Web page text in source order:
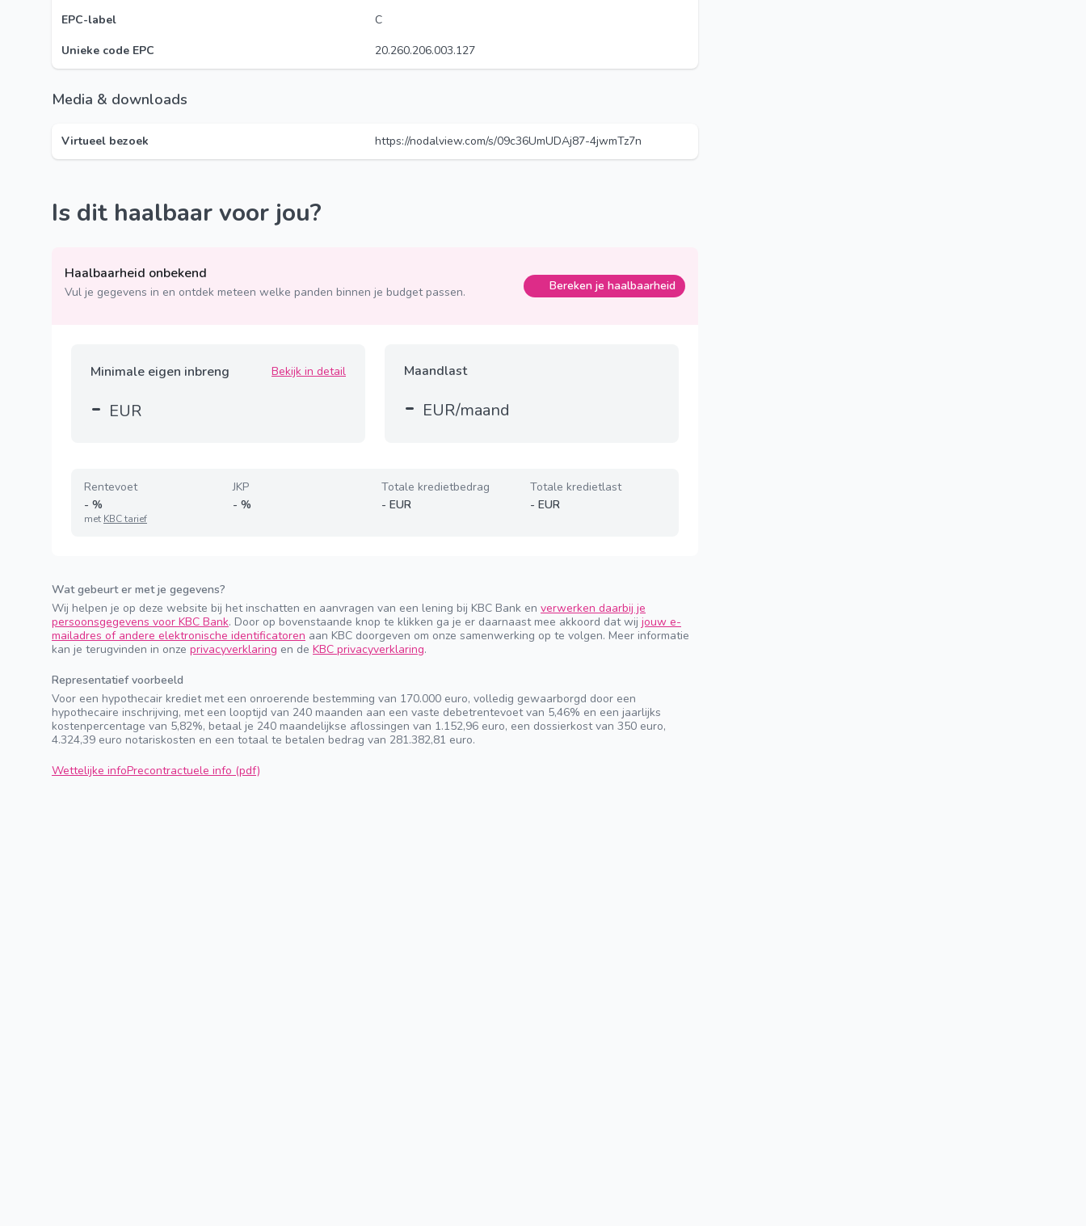
EPC-label
C
Unieke code EPC
20.260.206.003.127
Media & downloads
Virtueel bezoek https://nodalview.com/s/09c36UmUDAj87-4jwmTz7n
Is dit haalbaar voor jou?
Haalbaarheid onbekend
Vul je gegevens in en ontdek meteen welke panden binnen je budget passen. Bereken je haalbaarheid
Minimale eigen inbreng Bekijk in detail
- EUR
Maandlast
- EUR/maand
Rentevoet
- %
met KBC tarief
JKP
- %
Totale kredietbedrag
- EUR
Totale kredietlast
- EUR
Wat gebeurt er met je gegevens?
Wij helpen je op deze website bij het inschatten en aanvragen van een lening bij KBC Bank en verwerken daarbij je
persoonsgegevens voor KBC Bank. Door op bovenstaande knop te klikken ga je er daarnaast mee akkoord dat wij jouw e-
mailadres of andere elektronische identificatoren aan KBC doorgeven om onze samenwerking op te volgen. Meer informatie
kan je terugvinden in onze privacyverklaring en de KBC privacyverklaring.
Representatief voorbeeld
Voor een hypothecair krediet met een onroerende bestemming van 170.000 euro, volledig gewaarborgd door een
hypothecaire inschrijving, met een looptijd van 240 maanden aan een vaste debetrentevoet van 5,46% en een jaarlijks
kostenpercentage van 5,82%, betaal je 240 maandelijkse aflossingen van 1.152,96 euro, een dossierkost van 350 euro,
4.324,39 euro notariskosten en een totaal te betalen bedrag van 281.382,81 euro.
Wettelijke infoPrecontractuele info (pdf)